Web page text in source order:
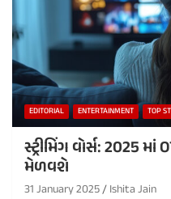
EDITORIAL ENTERTAINMENT TOP
સ્ટ્રીમિંગ વોર્સ: 2025
મેળવશે
31 January 2025 Ishita Jain